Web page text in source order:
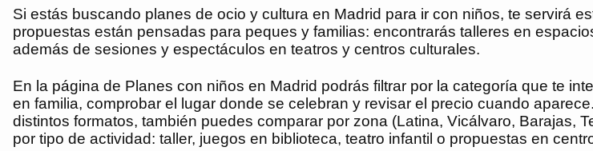
Si estás buscando planes de ocio y cultura en Madrid para ir con niños, te servirá
propuestas están pensadas para peques y familias: encontrarás talleres en
además de sesiones y espectáculos en teatros y centros culturales.
En la página de Planes con niños en Madrid podrás filtrar por la categoría que te
en familia, comprobar el lugar donde se celebran y revisar el precio cuando
distintos formatos, también puedes comparar por zona (Latina, Vicálvaro, Barajas,
por tipo de actividad: taller, juegos en biblioteca, teatro infantil o propuestas en